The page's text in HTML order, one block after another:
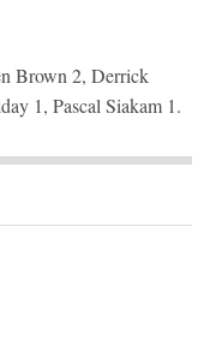
Brown 2, Derrick
1, Pascal Siakam 1.